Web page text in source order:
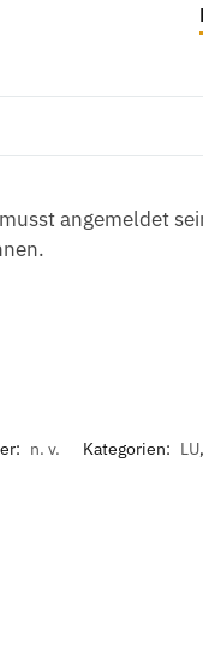
angemeldet
n. v. Kategorien: LU,